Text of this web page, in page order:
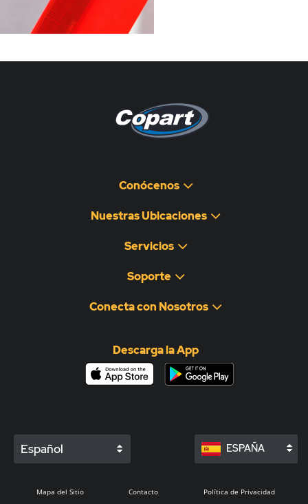
Conócenos
Nuestras Ubicaciones
Servicios
Soporte
Conecta con Nosotros
Descarga la App
Español ESPAÑA
Mapa del Sitio Contacto Política de Privacidad